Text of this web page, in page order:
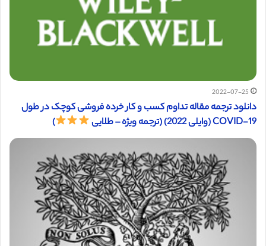
2022-07-25
دانلود ترجمه مقاله تداوم کسب و کار خرده فروشی کوچک در طول
COVID-19 (وایلی 2022) (ترجمه ویژه – طلایی
)